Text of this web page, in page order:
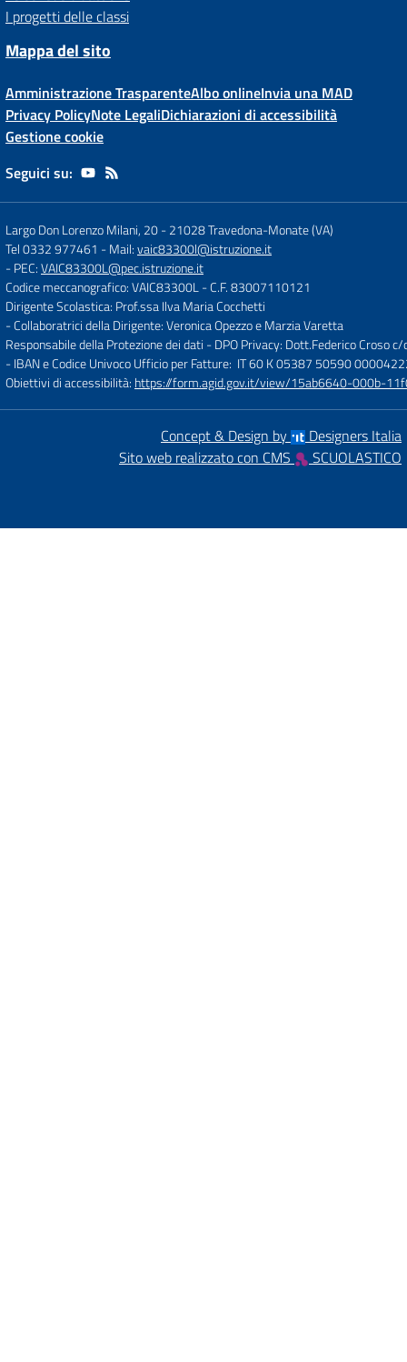
I progetti delle classi
Mappa del sito
Amministrazione TrasparenteAlbo onlineInvia una MAD
Privacy PolicyNote LegaliDichiarazioni di accessibilità
Gestione cookie
Seguici su:
Largo Don Lorenzo Milani, 20-21028 Travedona-Monate (VA)
Tel 0332 977461 - Mail:vaic83300l@istruzione.it
- PEC:VAIC83300L@pec.istruzione.it
Codice meccanografico: VAIC83300L- C.F. 83007110121
Dirigente Scolastica: Prof.ssa Ilva Maria Cocchetti
- Collaboratrici della Dirigente: Veronica Opezzo e Marzia Varetta
Responsabile della Protezione dei dati - DPO Privacy: Dott.Federico Croso
- IBAN e Codice Univoco Ufficio per Fatture: IT 60 K 05387 50590
Obiettivi di accessibilità: https://form.agid.gov.it/view/15ab6640-000b-
Concept & Design by
Designers Italia
Sito web realizzato con CMS
SCUOLASTICO